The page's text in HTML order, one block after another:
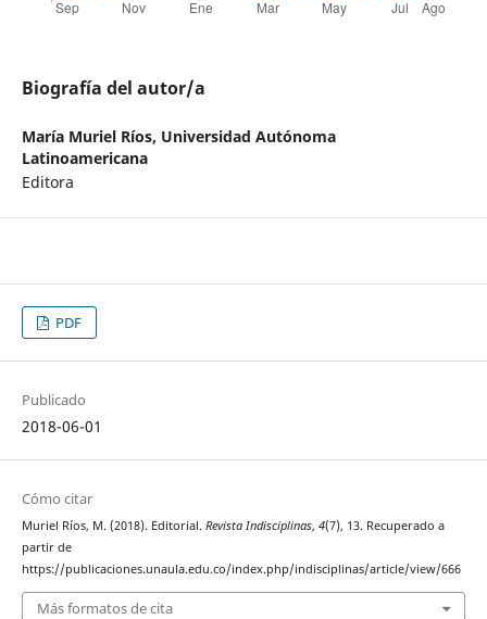
Biografía del autor/a
María Muriel Ríos, Universidad Autónoma
Latinoamericana
Editora
PDF
Publicado
2018-06-01
Cómo citar
Muriel Ríos, M. (2018). Editorial. Revista Indisciplinas, 4(7), 13. Recuperado a
partir de
https://publicaciones.unaula.edu.co/index.php/indisciplinas/article/view/666
Más formatos de cita